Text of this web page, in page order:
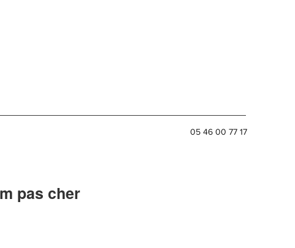
05 46 00 77 17
pas cher